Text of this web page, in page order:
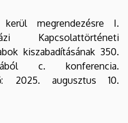
megrendezésre I.
Kapcsolattörténeti
kiszabadításának 350.
c. konferencia.
2025. augusztus 10.